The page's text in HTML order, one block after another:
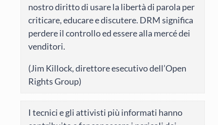
nostro diritto di usare la libertà di parola per
criticare, educare e discutere. DRM significa
perdere il controllo ed essere alla mercé dei
venditori.
(Jim Killock, direttore esecutivo dell’Open
Rights Group)
I tecnici e gli attivisti più informati hanno